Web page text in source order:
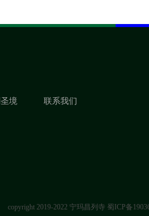
境 联系我们
copyright 2019-2022 宁玛昌列寺 蜀ICP备